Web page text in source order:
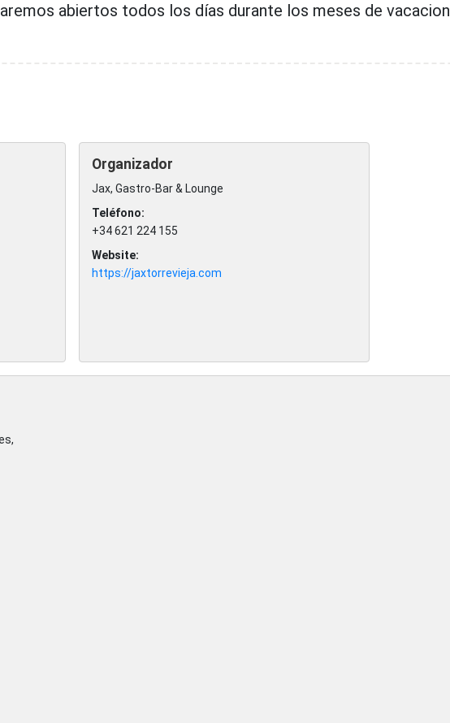
abiertos todos los días durante los meses de
Organizador
Jax, Gastro-Bar & Lounge
Teléfono:
+34 621 224 155
Website:
https://jaxtorrevieja.com
,